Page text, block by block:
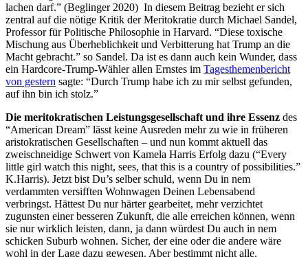
lachen darf.” (Beglinger 2020) In diesem Beitrag bezieht er sich
zentral auf die nötige Kritik der Meritokratie durch Michael Sandel,
Professor für Politische Philosophie in Harvard. “Diese toxische
Mischung aus Überheblichkeit und Verbitterung hat Trump an die
Macht gebracht.” so Sandel. Da ist es dann auch kein Wunder, dass
ein Hardcore-Trump-Wähler allen Ernstes im Tagesthemenbericht
von gestern sagte: “Durch Trump habe ich zu mir selbst gefunden,
auf ihn bin ich stolz.”
Die meritokratischen Leistungsgesellschaft und ihre Essenz des
“American Dream” lässt keine Ausreden mehr zu wie in früheren
aristokratischen Gesellschaften – und nun kommt aktuell das
zweischneidige Schwert von Kamela Harris Erfolg dazu (“Every
little girl watch this night, sees, that this is a country of possibilities.”
K.Harris). Jetzt bist Du’s selber schuld, wenn Du in nem
verdammten versifften Wohnwagen Deinen Lebensabend
verbringst. Hättest Du nur härter gearbeitet, mehr verzichtet
zugunsten einer besseren Zukunft, die alle erreichen können, wenn
sie nur wirklich leisten, dann, ja dann würdest Du auch in nem
schicken Suburb wohnen. Sicher, der eine oder die andere wäre
wohl in der Lage dazu gewesen. Aber bestimmt nicht alle.